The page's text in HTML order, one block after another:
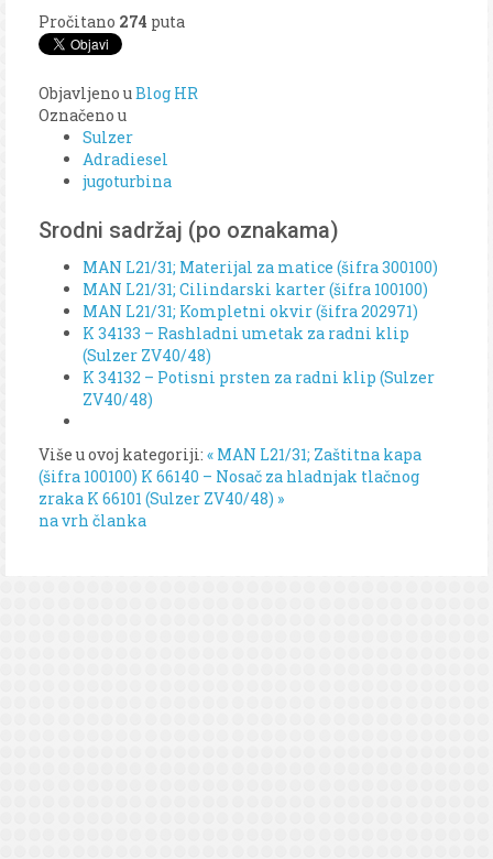
Pročitano 274 puta
Objavljeno uBlog HR
Označeno u
Sulzer
Adradiesel
jugoturbina
Srodni sadržaj (po oznakama)
MAN L21/31; Materijal za matice (šifra 300100)
MAN L21/31; Cilindarski karter (šifra 100100)
MAN L21/31; Kompletni okvir (šifra 202971)
K 34133 – Rashladni umetak za radni klip
(Sulzer ZV40/48)
K 34132 – Potisni prsten za radni klip (Sulzer
ZV40/48)
Više u ovoj kategoriji: « MAN L21/31; Zaštitna kapa
(šifra 100100) K 66140 – Nosač za hladnjak tlačnog
zraka K 66101 (Sulzer ZV40/48) »
na vrh članka